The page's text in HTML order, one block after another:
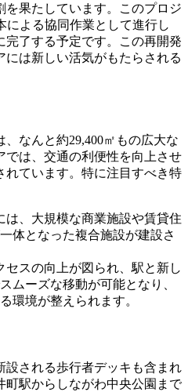
果たしています。このプロジ
による協同作業として進行し
完了する予定です。この再開発
は新しい活気がもたらされる
なんと約29,400㎡もの広大な
では、交通の利便性を向上させ
れています。特に注目すべき特
は、大規模な商業施設や賃貸住
体となった複合施設が建設さ
セスの向上が図られ、駅と新し
ムーズな移動が可能となり、
環境が整えられます。
設される歩行者デッキも含まれ
町駅からしながわ中央公園まで